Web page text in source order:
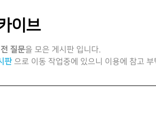
이브
질문을 모은 게시판 입니다.
판 으로 이동 작업중에 있으니 이용에 참고